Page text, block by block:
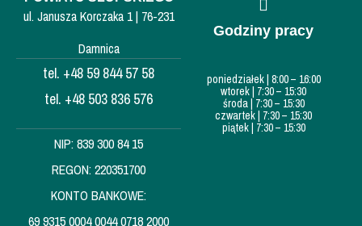
ul. Janusza Korczaka 1 | 76-231
Damnica
tel. +48 59 844 57 58
tel. +48 503 836 576
NIP: 839 300 84 15
REGON: 220351700
KONTO BANKOWE:
69 9315 0004 0044 0718 2000
Godziny pracy
poniedziałek | 8:00 – 16:00
wtorek | 7:30 – 15:30
środa | 7:30 – 15:30
czwartek | 7:30 – 15:30
piątek | 7:30 – 15:30